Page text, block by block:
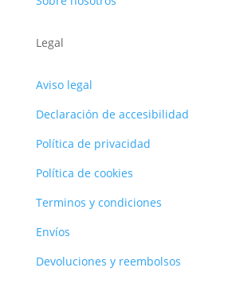
Legal
Aviso legal
Declaración de accesibilidad
Política de privacidad
Política de cookies
Terminos y condiciones
Envíos
Devoluciones y reembolsos